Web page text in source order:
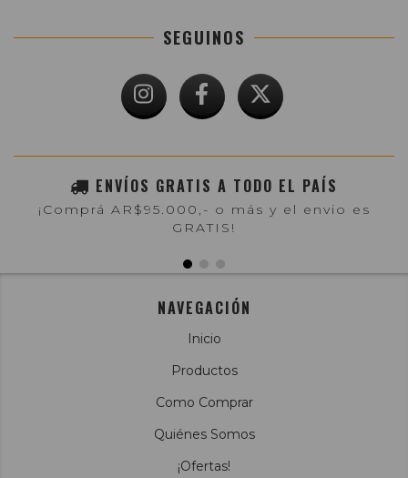
SEGUINOS
ENVÍOS GRATIS A TODO EL PAÍS
¡Comprá AR$95.000,- o más y el envio es
GRATIS!
NAVEGACIÓN
Inicio
Productos
Como Comprar
Quiénes Somos
¡Ofertas!